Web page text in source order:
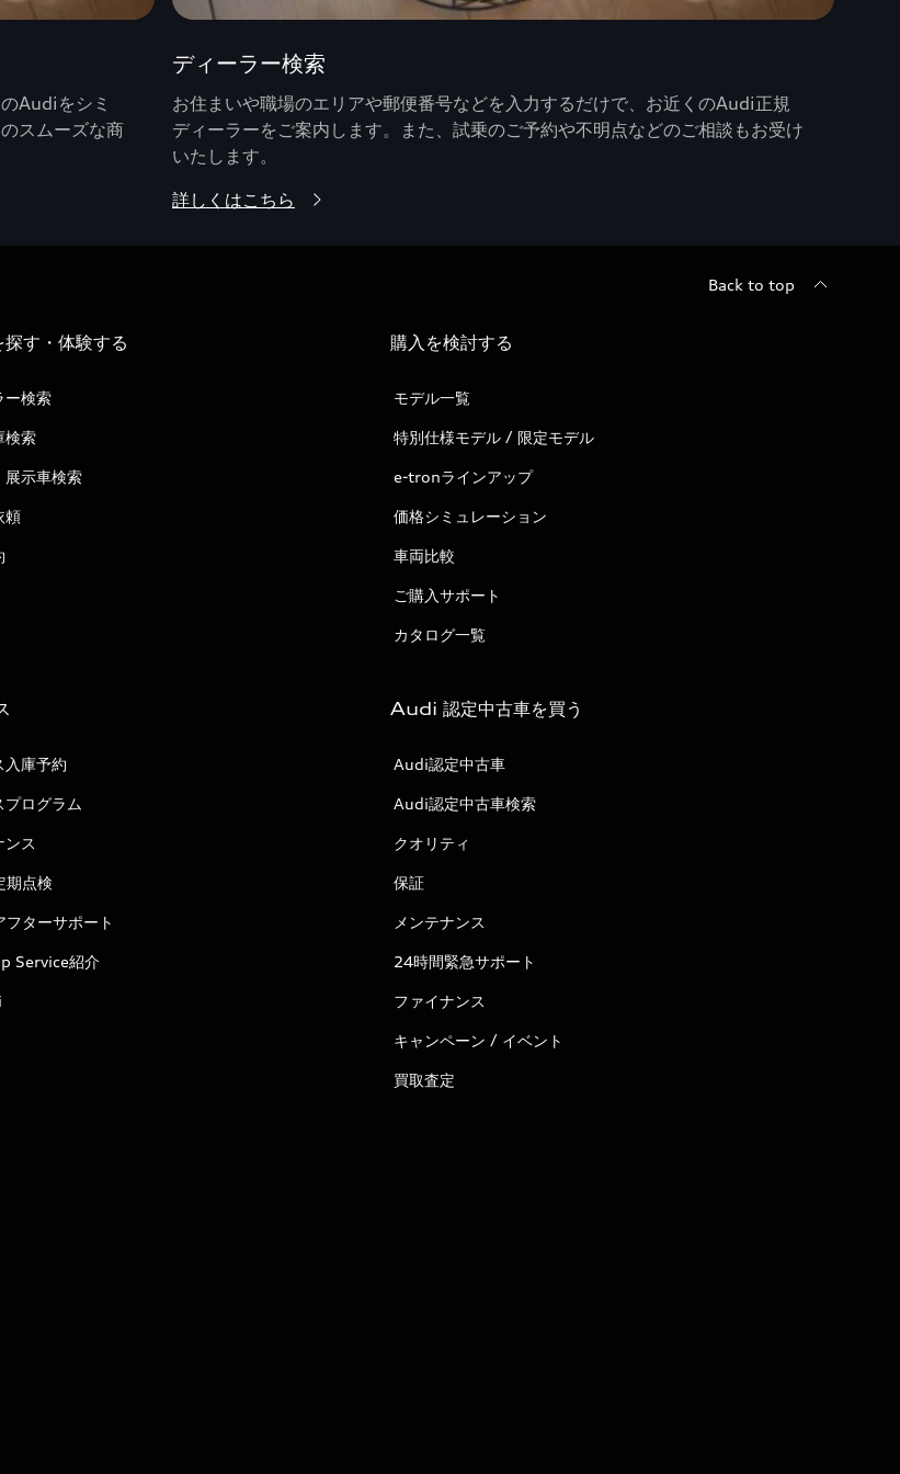
Audiをシミ
スムーズな商
ディーラー検索
お住まいや職場のエリアや郵便番号などを入力するだけで、お近くのAudi正規
ディーラーをご案内します。また、試乗のご予約や不明点などのご相談もお受け
いたします。
詳しくはこちら
Back to top
す・体験する
ー検索
検索
展示車検索
頼
購入を検討する
モデル一覧
特別仕様モデル / 限定モデル
e-tronラインアップ
価格シミュレーション
車両比較
ご購入サポート
カタログ一覧
入庫予約
プログラム
ンス
期点検
ターサポート
Service紹介
Audi 認定中古車を買う
Audi認定中古車
Audi認定中古車検索
クオリティ
保証
メンテナンス
24時間緊急サポート
ファイナンス
キャンペーン / イベント
買取査定